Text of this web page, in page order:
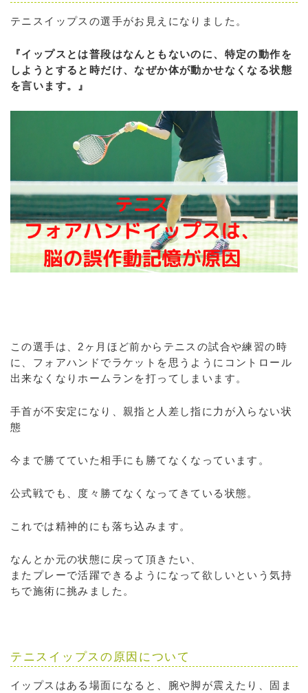
テニスイップスの選手がお見えになりました。
『イップスとは普段はなんともないのに、特定の動作を
しようとすると時だけ、なぜか体が動かせなくなる状態
を言います。』
この選手は、2ヶ月ほど前からテニスの試合や練習の時
に、フォアハンドでラケットを思うようにコントロール
出来なくなりホームランを打ってしまいます。
手首が不安定になり、親指と人差し指に力が入らない状
態
今まで勝てていた相手にも勝てなくなっています。
公式戦でも、度々勝てなくなってきている状態。
これでは精神的にも落ち込みます。
なんとか元の状態に戻って頂きたい、
またプレーで活躍できるようになって欲しいという気持
ちで施術に挑みました。
テニスイップスの原因について
イップスはある場面になると、腕や脚が震えたり、固ま